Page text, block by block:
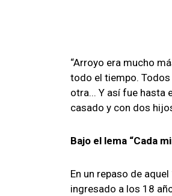
“Arroyo era mucho
todo el tiempo.
otra... Y así fue hasta
casado y con dos
Bajo el lema “Cada
En un repaso de
ingresado a los 18